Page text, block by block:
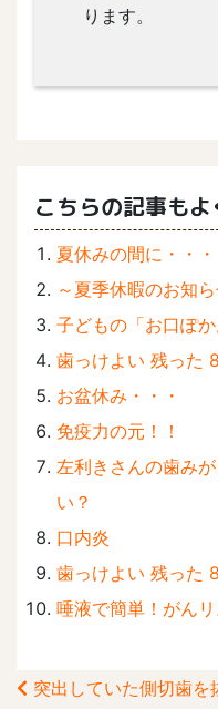
ります。
こちらの記事もよ
夏休みの間に・・・
～夏季休暇のお知ら
子どもの「お口ぽか
歯っけよい 残っ
お盆休み・・・
免疫力の元！！
左利きさんの歯み
い？
口内炎
歯っけよい 残っ
唾液で簡単！がんリ
突出していた側切歯を